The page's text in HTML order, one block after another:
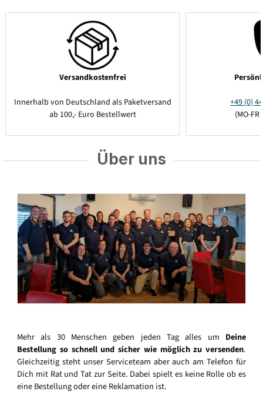
Versandkostenfrei
Innerhalb von Deutschland als Paketversand
ab 100,- Euro Bestellwert
+49 (0)
(MO-
Über uns
Mehr als 30 Menschen geben jeden Tag alles um Deine
Bestellung so schnell und sicher wie möglich zu versenden.
Gleichzeitig steht unser Serviceteam aber auch am Telefon für
Dich mit Rat und Tat zur Seite. Dabei spielt es keine Rolle ob es
eine Bestellung oder eine Reklamation ist.